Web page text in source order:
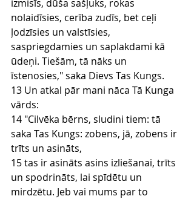
izmisīs, dūša sašļuks, rokas
nolaidīsies, cerība zudīs, bet ceļi
ļodzīsies un valstīsies,
saspriegdamies un saplakdami kā
ūdeņi. Tiešām, tā nāks un
īstenosies," saka Dievs Tas Kungs.
13 Un atkal pār mani nāca Tā Kunga
vārds:
14 "Cilvēka bērns, sludini tiem: tā
saka Tas Kungs: zobens, jā, zobens ir
trīts un asināts,
15 tas ir asināts asins izliešanai, trīts
un spodrināts, lai spīdētu un
mirdzētu. Jeb vai mums par to